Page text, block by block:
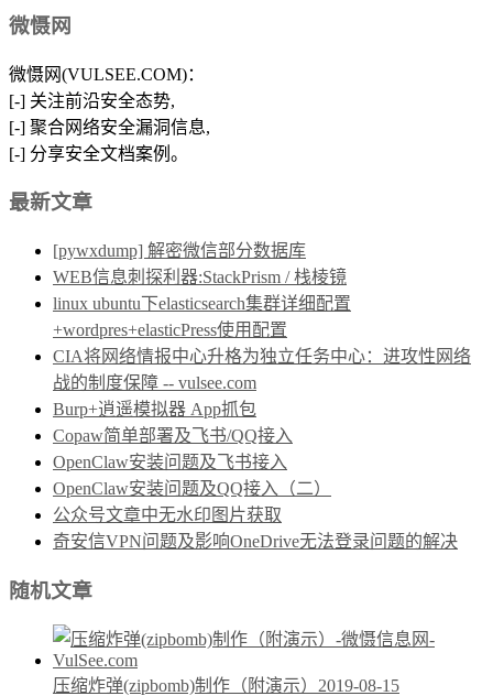
微慑网
微慑网(VULSEE.COM)：
[-] 关注前沿安全态势,
[-] 聚合网络安全漏洞信息,
[-] 分享安全文档案例。
最新文章
[pywxdump] 解密微信部分数据库
WEB信息刺探利器:StackPrism / 栈棱镜
linux ubuntu下elasticsearch集群详细配置
+wordpres+elasticPress使用配置
CIA将网络情报中心升格为独立任务中心：进攻性网络
战的制度保障 -- vulsee.com
Burp+逍遥模拟器 App抓包
Copaw简单部署及飞书/QQ接入
OpenClaw安装问题及飞书接入
OpenClaw安装问题及QQ接入（二）
公众号文章中无水印图片获取
奇安信VPN问题及影响OneDrive无法登录问题的解决
随机文章
压缩炸弹(zipbomb)制作（附演示） 2019-08-15